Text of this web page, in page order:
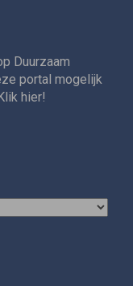
Duurzaam
portal mogelijk
hier!